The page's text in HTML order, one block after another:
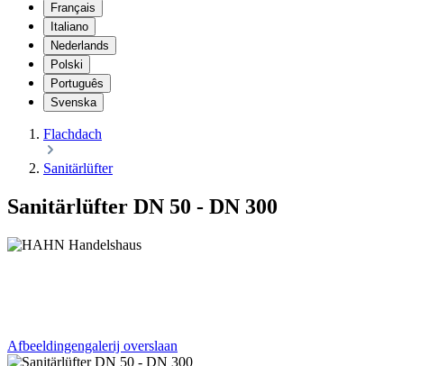
Français
Italiano
Nederlands
Polski
Português
Svenska
Flachdach
Sanitärlüfter
Sanitärlüfter DN 50 - DN 300
Afbeeldingengalerij overslaan